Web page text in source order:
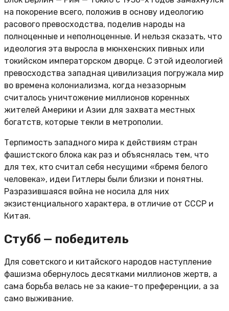
на покорение всего, положив в основу идеологию
расового превосходства, поделив народы на
полноценные и неполноценные. И нельзя сказать, что
идеология эта выросла в мюнхенских пивных или
токийском императорском дворце. С этой идеологией
превосходства западная цивилизация погружала мир
во времена колониализма, когда незазорным
считалось уничтожение миллионов коренных
жителей Америки и Азии для захвата местных
богатств, которые текли в метрополии.
Терпимость западного мира к действиям стран
фашистского блока как раз и объяснялась тем, что
для тех, кто считал себя несущими «бремя белого
человека», идеи Гитлеры были близки и понятны.
Разразившаяся война не носила для них
экзистенциального характера, в отличие от СССР и
Китая.
Стубб — победитель
Для советского и китайского народов наступление
фашизма обернулось десятками миллионов жертв, а
сама борьба велась не за какие-то преференции, а за
само выживание.